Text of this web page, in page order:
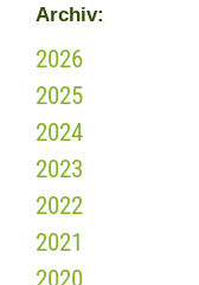
Archiv:
2026
2025
2024
2023
2022
2021